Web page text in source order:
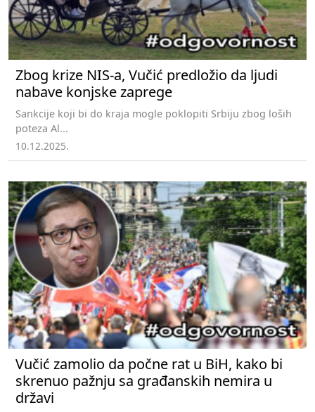
Zbog krize NIS-a, Vučić predložio da ljudi
nabave konjske zaprege
Sankcije koji bi do kraja mogle poklopiti Srbiju zbog loših
poteza Al...
10.12.2025.
Vučić zamolio da počne rat u BiH, kako bi
skrenuo pažnju sa građanskih nemira u
državi